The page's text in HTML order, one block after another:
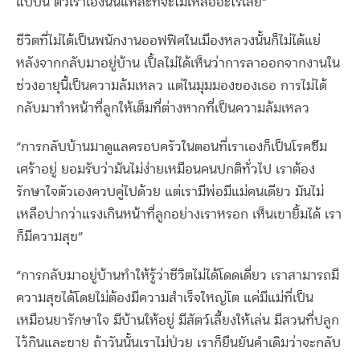
แบบนี้ ตัวเราเองนั่นแหละที่จะไม่เหลืออะไรเลย”
ชีวิตที่ไม่ได้เป็นพนักงานออฟฟิศในเมืองหลวงนั้นก็ไม่ได้แย่
หลังจากกลับมาอยู่บ้าน เปิ้ลไม่ได้เห็นว่าการลาออกจากงานใน
ช่วงอายุนี้เป็นความล้มเหลว แต่ในมุมมองของเธอ การไม่ได้
กลับมาทำหน้าที่ลูกให้เต็มที่ต่างหากที่เป็นความล้มเหลว
“การกลับบ้านมาดูแลครอบครัวในตอนที่เราเองก็เป็นโรคซึม
เศร้าอยู่ ยอมรับว่ามันไม่ง่ายเหมือนคนปกติทั่วไป เราต้อง
รักษาใจตัวเองควบคู่ไปด้วย แต่เรามีพ่อมีแม่คนเดียว มันไม่
เหลือบ่ากว่าแรงเกินหน้าที่ลูกอย่างเราหรอก เห็นเขายิ้มได้ เรา
ก็มีความสุข”
“การกลับมาอยู่บ้านทำให้รู้ว่าชีวิตไม่ได้โดดเดี่ยว เราสามารถมี
ความสุขได้โดยไม่ต้องมีความสำเร็จใหญ่โต แค่มีแม่ที่เป็น
เหมือนยารักษาใจ มีบ้านให้อยู่ มีสัตว์เลี้ยงให้เล่น มีสวนที่ปลูก
ไว้กินและขาย ถ้าวันนั้นเราไม่ป่วย เราก็ยืนยันคำเดิมว่าจะกลับ